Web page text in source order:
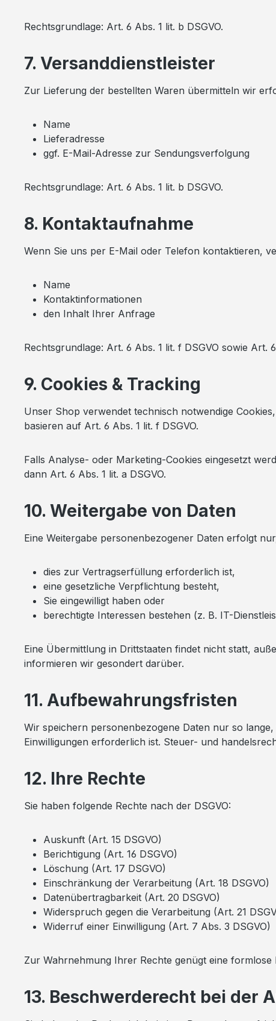
Rechtsgrundlage: Art. 6 Abs. 1 lit. b DSGVO.
7. Versanddienstleister
Zur Lieferung der bestellten Waren übermitteln wir
Name
Lieferadresse
ggf. E-Mail-Adresse zur Sendungsverfolgung
Rechtsgrundlage: Art. 6 Abs. 1 lit. b DSGVO.
8. Kontaktaufnahme
Wenn Sie uns per E-Mail oder Telefon kontaktieren,
Name
Kontaktinformationen
den Inhalt Ihrer Anfrage
Rechtsgrundlage: Art. 6 Abs. 1 lit. f DSGVO sowie
9. Cookies & Tracking
Unser Shop verwendet technisch notwendige
basieren auf Art. 6 Abs. 1 lit. f DSGVO.
Falls Analyse- oder Marketing-Cookies eingesetzt
dann Art. 6 Abs. 1 lit. a DSGVO.
10. Weitergabe von Daten
Eine Weitergabe personenbezogener Daten erfolgt
dies zur Vertragserfüllung erforderlich ist,
eine gesetzliche Verpflichtung besteht,
Sie eingewilligt haben oder
berechtigte Interessen bestehen (z. B. IT-
Eine Übermittlung in Drittstaaten findet nicht statt,
informieren wir gesondert darüber.
11. Aufbewahrungsfristen
Wir speichern personenbezogene Daten nur so
Einwilligungen erforderlich ist. Steuer- und
12. Ihre Rechte
Sie haben folgende Rechte nach der DSGVO:
Auskunft (Art. 15 DSGVO)
Berichtigung (Art. 16 DSGVO)
Löschung (Art. 17 DSGVO)
Einschränkung der Verarbeitung (Art. 18 DSGVO)
Datenübertragbarkeit (Art. 20 DSGVO)
Widerspruch gegen die Verarbeitung (Art. 21
Widerruf einer Einwilligung (Art. 7 Abs. 3 DSGVO)
Zur Wahrnehmung Ihrer Rechte genügt eine formlose
13. Beschwerderecht bei der